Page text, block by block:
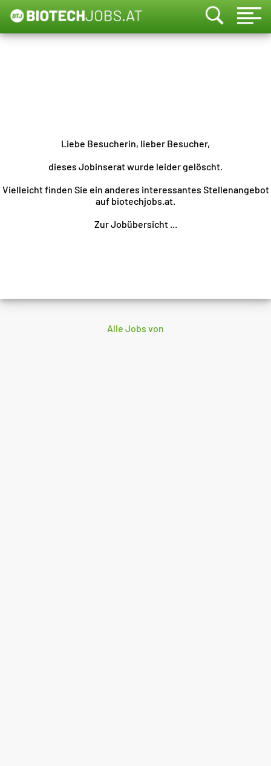
Liebe Besucherin, lieber Besucher,
dieses Jobinserat wurde leider gelöscht.
Vielleicht finden Sie ein anderes interessantes Stellenangebot
auf biotechjobs.at.
Zur Jobübersicht ...
Alle Jobs von